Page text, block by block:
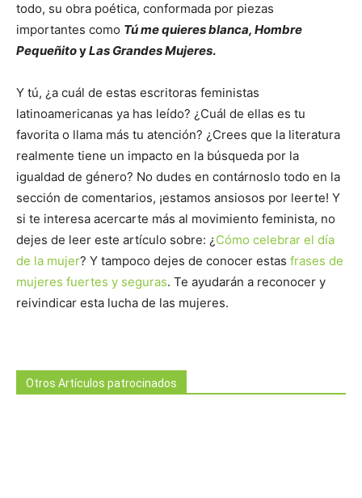
todo, su obra poética, conformada por piezas
importantes como Tú me quieres blanca, Hombre
PequeñitoyLas Grandes Mujeres.
Y tú, ¿a cuál de estas escritoras feministas
latinoamericanas ya has leído? ¿Cuál de ellas es tu
favorita o llama más tu atención? ¿Crees que la literatura
realmente tiene un impacto en la búsqueda por la
igualdad de género? No dudes en contárnoslo todo en la
sección de comentarios, ¡estamos ansiosos por leerte! Y
si te interesa acercarte más al movimiento feminista, no
dejes de leer este artículo sobre: ¿ Cómo celebrar el día
de la mujer? Y tampoco dejes de conocer estas frases de
mujeres fuertes y seguras. Te ayudarán a reconocer y
reivindicar esta lucha de las mujeres.
Otros Artículos patrocinados